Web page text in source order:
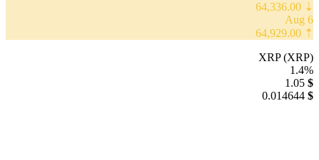
⇣ 64,336.00
6 Aug
⇡ 64,929.00
XRP (XRP)
1.4%
$
1.05
$
0.014644